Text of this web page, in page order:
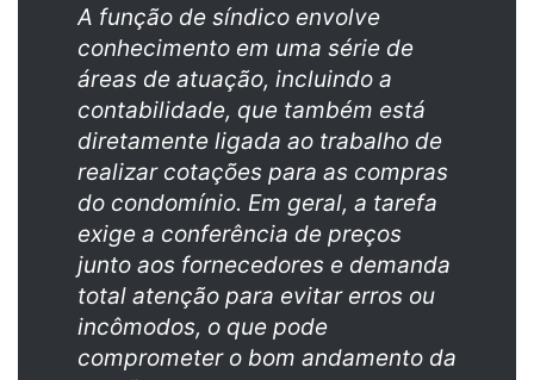
e
-
m
a
l
A função de síndico envolve
conhecimento em uma série de
áreas de atuação, incluindo a
contabilidade, que também está
diretamente ligada ao trabalho de
realizar cotações para as compras
do condomínio. Em geral, a tarefa
exige a conferência de preços
junto aos fornecedores e demanda
total atenção para evitar erros ou
incômodos, o que pode
comprometer o bom andamento da